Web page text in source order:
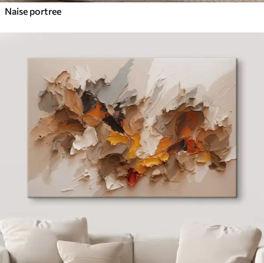
Naise portree